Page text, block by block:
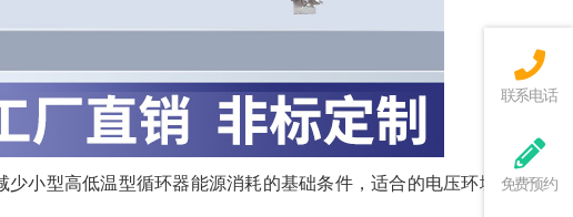
小型高低温型循环器能源消耗的基础条件，适合的电压环境，有效
联系电话
免费预约